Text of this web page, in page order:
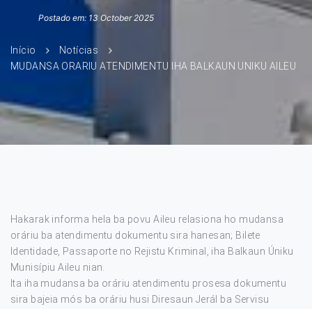
Postado em: 13 October 2025
Início
Notícias
MUDANSA ORARIU ATENDIMENTU IHA BALKAUN UNIKU AILEU
Hakarak informa hela ba povu Aileu relasiona ho mudansa
oráriu ba atendimentu dokumentu sira hanesan; Bilete
Identidade, Passaporte no Rejistu Kriminal, iha Balkaun Úniku
Munisípiu Aileu nian.
Ita iha mudansa ba oráriu atendimentu prosesa dokumentu
sira bajeia mós ba oráriu husi Diresaun Jerál ba Servisu